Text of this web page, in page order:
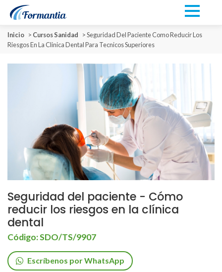
Inicio > Cursos Sanidad >Seguridad Del Paciente Como Reducir Los
Riesgos En La Clinica Dental Para Tecnicos Superiores
Seguridad del paciente - Cómo
reducir los riesgos en la clínica
dental
Código: SDO/TS/9907
Escríbenos por WhatsApp